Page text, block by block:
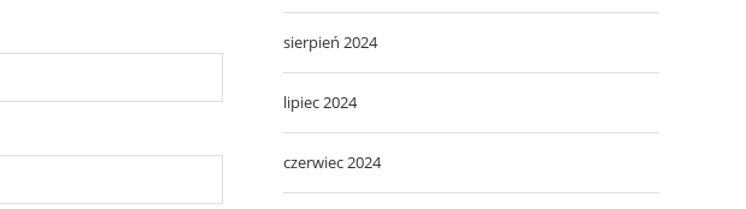
sierpień 2024
lipiec 2024
czerwiec 2024